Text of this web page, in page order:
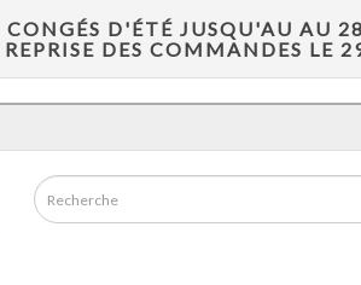
CONGÉS D'ÉTÉ JUSQU'AU AU
REPRISE DES COMMANDES LE